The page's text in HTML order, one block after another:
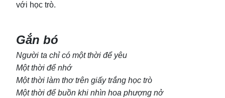
với học trò.
Gắn bó
Người ta chỉ có một thời để yêu
Một thời để nhớ
Một thời làm thơ trên giấy trắng học trò
Một thời để buồn khi nhìn hoa phượng nở